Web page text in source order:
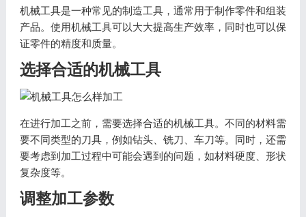
机械工具是一种常见的制造工具，通常用于制作零件和组装
产品。使用机械工具可以大大提高生产效率，同时也可以保
证零件的精度和质量。
选择合适的机械工具
在进行加工之前，需要选择合适的机械工具。不同的材料需
要不同类型的刀具，例如钻头、铣刀、车刀等。同时，还需
要考虑到加工过程中可能会遇到的问题，如材料硬度、形状
复杂度等。
调整加工参数